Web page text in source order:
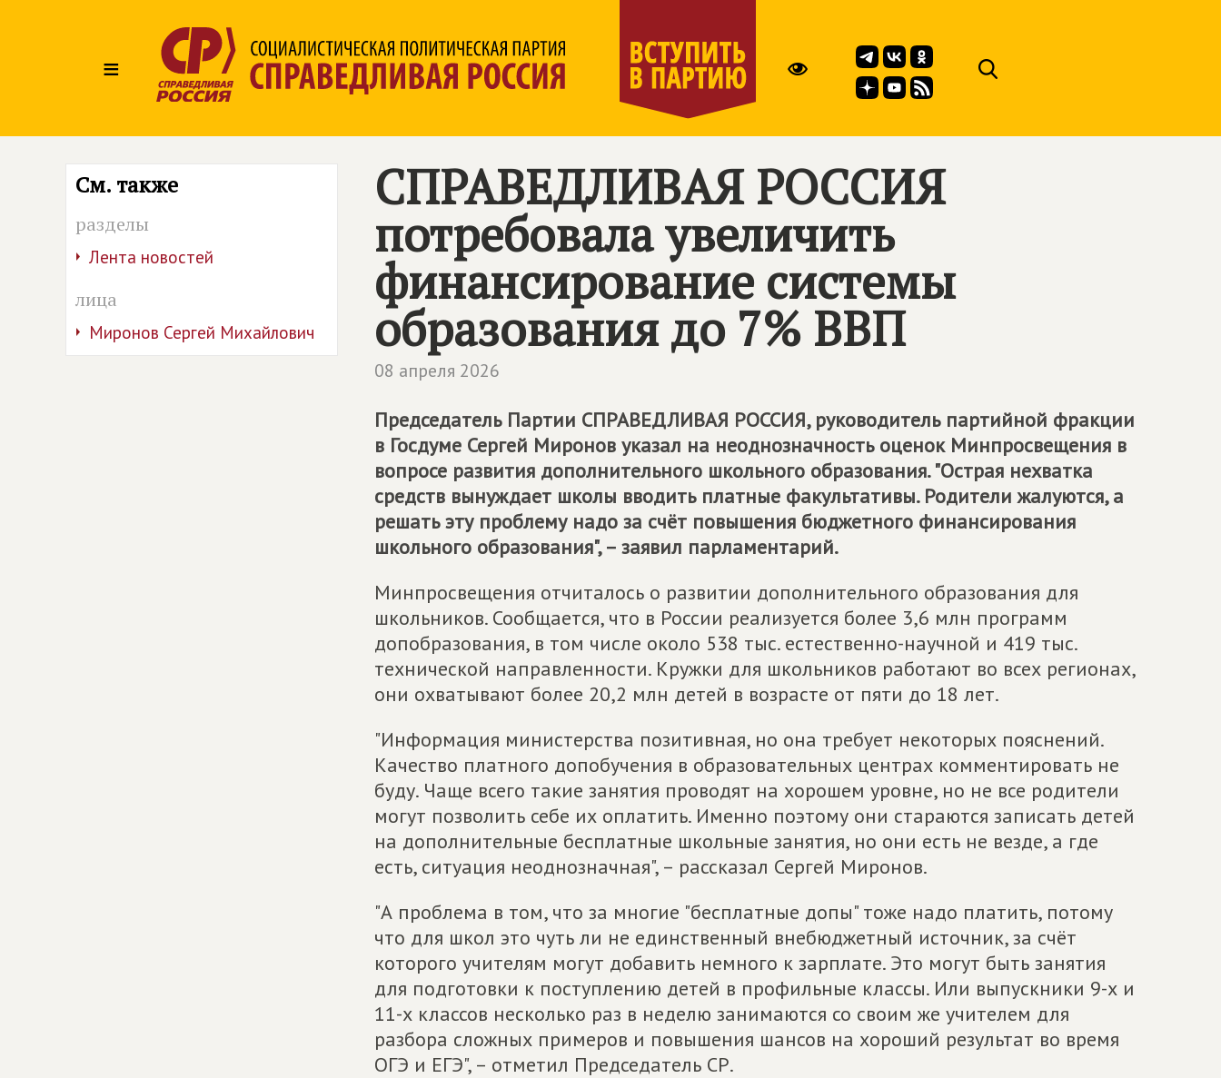
≡
См. также
разделы
Лента новостей
лица
Миронов Сергей Михайлович
СПРАВЕДЛИВАЯ РОССИЯ
потребовала увеличить
финансирование системы
образования до 7% ВВП
08 апреля 2026
Председатель Партии СПРАВЕДЛИВАЯ РОССИЯ, руководитель партийной фракции
в Госдуме Сергей Миронов указал на неоднозначность оценок Минпросвещения в
вопросе развития дополнительного школьного образования. "Острая нехватка
средств вынуждает школы вводить платные факультативы. Родители жалуются, а
решать эту проблему надо за счёт повышения бюджетного финансирования
школьного образования", – заявил парламентарий.
Минпросвещения отчиталось о развитии дополнительного образования для
школьников. Сообщается, что в России реализуется более 3,6 млн программ
допобразования, в том числе около 538 тыс. естественно-научной и 419 тыс.
технической направленности. Кружки для школьников работают во всех регионах,
они охватывают более 20,2 млн детей в возрасте от пяти до 18 лет.
"Информация министерства позитивная, но она требует некоторых пояснений.
Качество платного допобучения в образовательных центрах комментировать не
буду. Чаще всего такие занятия проводят на хорошем уровне, но не все родители
могут позволить себе их оплатить. Именно поэтому они стараются записать детей
на дополнительные бесплатные школьные занятия, но они есть не везде, а где
есть, ситуация неоднозначная", – рассказал Сергей Миронов.
"А проблема в том, что за многие "бесплатные допы" тоже надо платить, потому
что для школ это чуть ли не единственный внебюджетный источник, за счёт
которого учителям могут добавить немного к зарплате. Это могут быть занятия
для подготовки к поступлению детей в профильные классы. Или выпускники 9-х и
11-х классов несколько раз в неделю занимаются со своим же учителем для
разбора сложных примеров и повышения шансов на хороший результат во время
ОГЭ и ЕГЭ", – отметил Председатель СР.